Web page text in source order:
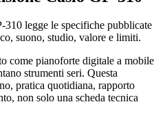
310 legge le specifiche pubblicate
suono, studio, valore e limiti.
come pianoforte digitale a mobile
strumenti seri. Questa
pratica quotidiana, rapporto
non solo una scheda tecnica